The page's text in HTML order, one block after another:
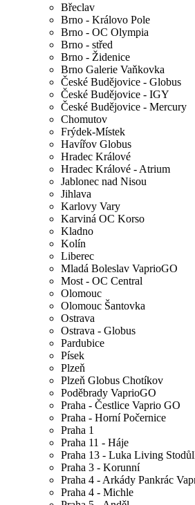
Břeclav
Brno - Královo Pole
Brno - OC Olympia
Brno - střed
Brno - Židenice
Brno Galerie Vaňkovka
České Budějovice - Globus
České Budějovice - IGY
České Budějovice - Mercury
Chomutov
Frýdek-Místek
Havířov Globus
Hradec Králové
Hradec Králové - Atrium
Jablonec nad Nisou
Jihlava
Karlovy Vary
Karviná OC Korso
Kladno
Kolín
Liberec
Mladá Boleslav VaprioGO
Most - OC Central
Olomouc
Olomouc Šantovka
Ostrava
Ostrava - Globus
Pardubice
Písek
Plzeň
Plzeň Globus Chotíkov
Poděbrady VaprioGO
Praha - Čestlice Vaprio GO
Praha - Horní Počernice
Praha 1
Praha 11 - Háje
Praha 13 - Luka Living
Praha 3 - Korunní
Praha 4 - Arkády Pankrác
Praha 4 - Michle